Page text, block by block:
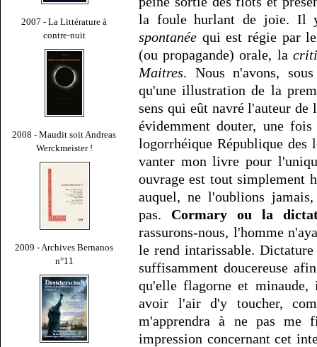
2007 - La Littérature à
contre-nuit
2008 - Maudit soit Andreas
Werckmeister !
2009 - Archives Bernanos
n°11
la foule hurlant de joie. Il
spontanée qui est régie par
(ou propagande) orale, la
Maitres. Nous n'avons,
qu'une illustration de la
sens qui eût navré l'auteur de
évidemment douter, une
logorrhéique République des
vanter mon livre pour
ouvrage est tout simplement
auquel, ne l'oublions
pas. Cormary ou la
rassurons-nous, l'homme
le rend intarissable.
suffisamment doucereuse
qu'elle flagorne et minaude,
avoir l'air d'y toucher,
m'apprendra à ne pas me
impression concernant cet